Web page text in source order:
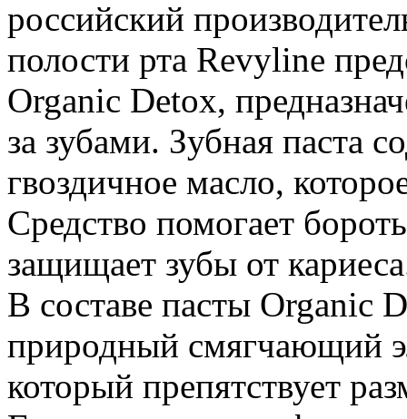
российский
полости рта Revyline
Organic Detox,
за зубами. Зубная паста
гвоздичное масло,
Средство помогает
защищает зубы от
В составе пасты Organic
природный смягчающий
который препятствует